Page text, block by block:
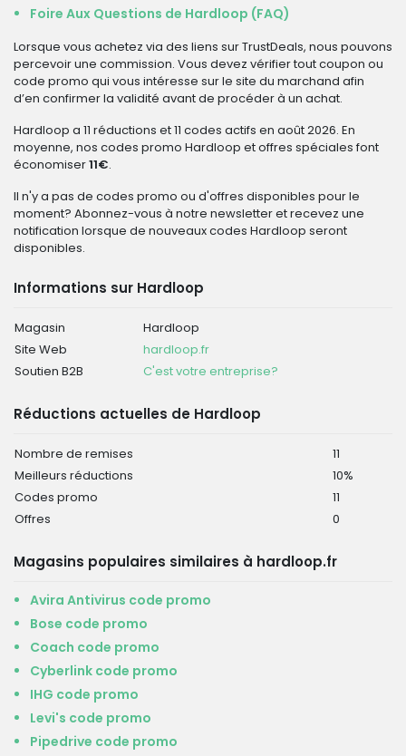
Foire Aux Questions de Hardloop (FAQ)
Lorsque vous achetez via des liens sur TrustDeals, nous pouvons
percevoir une commission. Vous devez vérifier tout coupon ou
code promo qui vous intéresse sur le site du marchand afin
d’en confirmer la validité avant de procéder à un achat.
Hardloop a 11 réductions et 11 codes actifs en août 2026. En
moyenne, nos codes promo Hardloop et offres spéciales font
économiser11€.
Il n'y a pas de codes promo ou d'offres disponibles pour le
moment? Abonnez-vous à notre newsletter et recevez une
notification lorsque de nouveaux codes Hardloop seront
disponibles.
Informations sur Hardloop
Magasin
Hardloop
Site Web
hardloop.fr
Soutien B2B
C'est votre entreprise?
Réductions actuelles de Hardloop
Nombre de remises
11
Meilleurs réductions
10%
Codes promo
11
Offres
0
Magasins populaires similaires à hardloop.fr
Avira Antivirus code promo
Bose code promo
Coach code promo
Cyberlink code promo
IHG code promo
Levi's code promo
Pipedrive code promo